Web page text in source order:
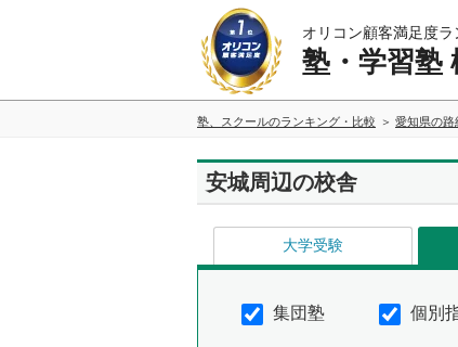
オリコン顧客満足度ラ
塾・学習塾
塾、スクールのランキング・比較 愛知県の路
安城周辺の校舎
大学受験
集団塾 個別